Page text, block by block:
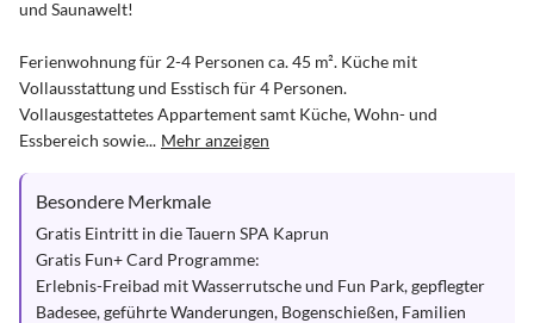
und Saunawelt!
Ferienwohnung für 2-4 Personen ca. 45 m². Küche mit
Vollausstattung und Esstisch für 4 Personen.
Vollausgestattetes Appartement samt Küche, Wohn- und
Essbereich sowie... Mehr anzeigen
Besondere Merkmale
Gratis Eintritt in die Tauern SPA Kaprun
Gratis Fun+ Card Programme:
Erlebnis-Freibad mit Wasserrutsche und Fun Park, gepflegter
Badesee, geführte Wanderungen, Bogenschießen, Familien